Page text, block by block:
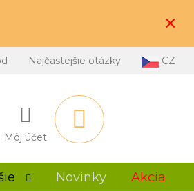
×
Najčastejšie otázky CZ
Môj účet
Novinky Akcia